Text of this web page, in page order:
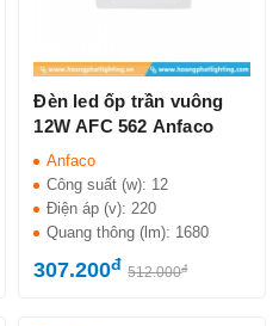
Đèn led ốp trần vuông
12W AFC 562 Anfaco
Anfaco
Công suất (w): 12
Điện áp (v):220
Quang thông (lm): 1680
307.200đ 512.000đ